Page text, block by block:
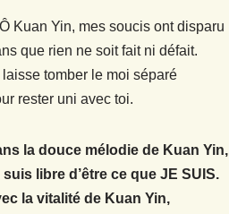
Kuan Yin, mes soucis ont disparu
que rien ne soit fait ni défait.
laisse tomber le moi séparé
rester uni avec toi.
la douce mélodie de Kuan Yin,
suis libre d’être ce que JE SUIS.
la vitalité de Kuan Yin,